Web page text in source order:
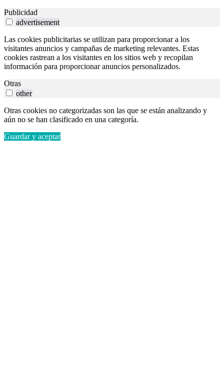
Publicidad
advertisement
Las cookies publicitarias se utilizan para proporcionar a los
visitantes anuncios y campañas de marketing relevantes. Estas
cookies rastrean a los visitantes en los sitios web y recopilan
información para proporcionar anuncios personalizados.
Otras
other
Otras cookies no categorizadas son las que se están analizando y
aún no se han clasificado en una categoría.
Guardar y aceptar